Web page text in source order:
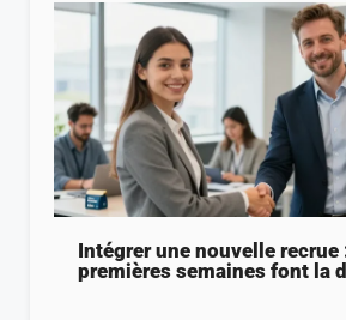
Intégrer une nouvelle recrue
premières semaines font la